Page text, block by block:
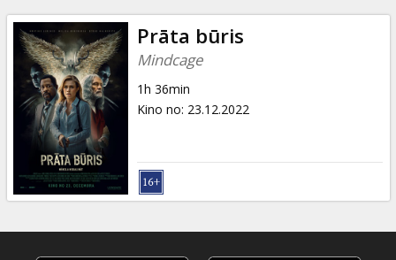
Ziņas
Dāvanu
kartes
Uzkodas
B2B
Prāta būris
Mindcage
1h 36min
Kino no: 23.12.2022